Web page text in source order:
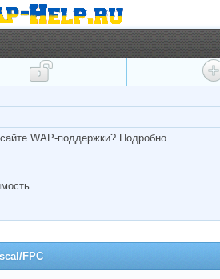
WAP-поддержки? Подробно ...
FPC